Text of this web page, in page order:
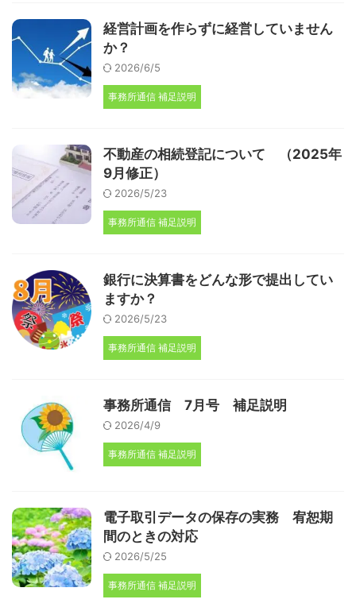
経営計画を作らずに経営していません
か？
2026/6/5
事務所通信 補足説明
不動産の相続登記について （2025年
9月修正）
2026/5/23
事務所通信 補足説明
銀行に決算書をどんな形で提出してい
ますか？
2026/5/23
事務所通信 補足説明
事務所通信 7月号 補足説明
2026/4/9
事務所通信 補足説明
電子取引データの保存の実務 宥恕期
間のときの対応
2026/5/25
事務所通信 補足説明